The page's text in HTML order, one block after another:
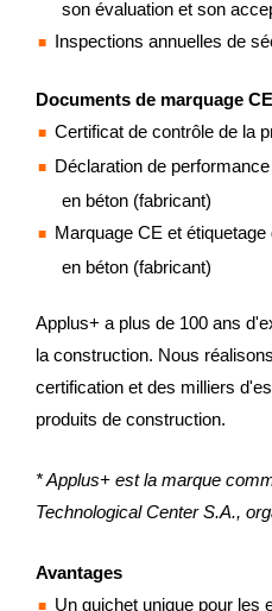
son évaluation et son
Inspections annuelles de
Documents de marquage
Certificat de contrôle de la
Déclaration de
en béton (fabricant)
Marquage CE et
en béton (fabricant)
Applus+ a plus de 100 ans
la construction. Nous
certification et des milliers
produits de construction.
* Applus+ est la marque
Technological Center S.A.,
Avantages
Un guichet unique pour les